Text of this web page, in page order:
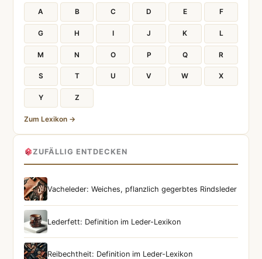
A B C D E F
G H I J K L
M N O P Q R
S T U V W X
Y Z
Zum Lexikon →
ZUFÄLLIG ENTDECKEN
Vacheleder: Weiches, pflanzlich gegerbtes Rindsleder
Lederfett: Definition im Leder-Lexikon
Reibechtheit: Definition im Leder-Lexikon